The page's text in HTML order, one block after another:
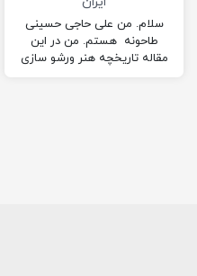
سلام. من علی حاجی حسینی
طاحونه هستم. من در این
مقاله تاریخچه هنر ورشو سازی